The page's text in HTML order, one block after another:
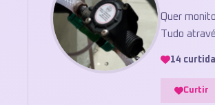
Quer
Tudo
14
Curtir